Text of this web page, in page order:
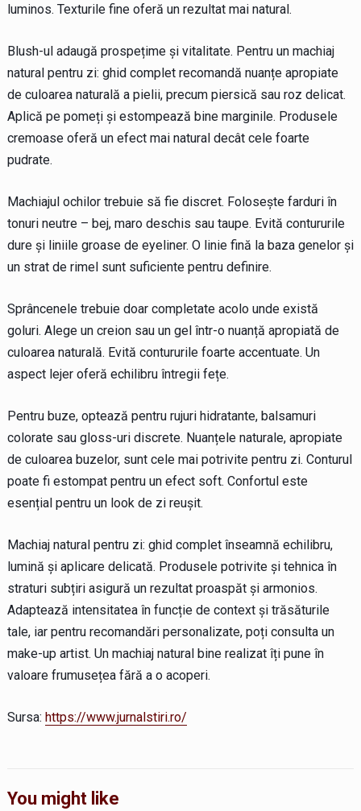
luminos. Texturile fine oferă un rezultat mai natural.
Blush-ul adaugă prospețime și vitalitate. Pentru un machiaj
natural pentru zi: ghid complet recomandă nuanțe apropiate
de culoarea naturală a pielii, precum piersică sau roz delicat.
Aplică pe pomeți și estompează bine marginile. Produsele
cremoase oferă un efect mai natural decât cele foarte
pudrate.
Machiajul ochilor trebuie să fie discret. Folosește farduri în
tonuri neutre – bej, maro deschis sau taupe. Evită contururile
dure și liniile groase de eyeliner. O linie fină la baza genelor și
un strat de rimel sunt suficiente pentru definire.
Sprâncenele trebuie doar completate acolo unde există
goluri. Alege un creion sau un gel într-o nuanță apropiată de
culoarea naturală. Evită contururile foarte accentuate. Un
aspect lejer oferă echilibru întregii fețe.
Pentru buze, optează pentru rujuri hidratante, balsamuri
colorate sau gloss-uri discrete. Nuanțele naturale, apropiate
de culoarea buzelor, sunt cele mai potrivite pentru zi. Conturul
poate fi estompat pentru un efect soft. Confortul este
esențial pentru un look de zi reușit.
Machiaj natural pentru zi: ghid complet înseamnă echilibru,
lumină și aplicare delicată. Produsele potrivite și tehnica în
straturi subțiri asigură un rezultat proaspăt și armonios.
Adaptează intensitatea în funcție de context și trăsăturile
tale, iar pentru recomandări personalizate, poți consulta un
make-up artist. Un machiaj natural bine realizat îți pune în
valoare frumusețea fără a o acoperi.
Sursa: https://www.jurnalstiri.ro/
You might like